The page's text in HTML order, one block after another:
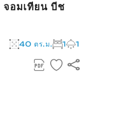
จอมเทียน บีช
40 ตร.ม. 1 1